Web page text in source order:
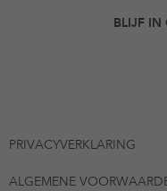
BLIJF IN
PRIVACYVERKLARING
ALGEMENE